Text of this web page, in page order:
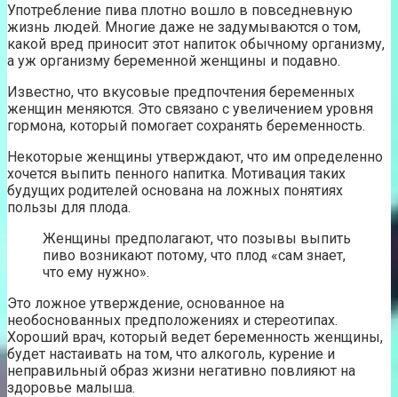
Употребление пива плотно вошло в повседневную
жизнь людей. Многие даже не задумываются о том,
какой вред приносит этот напиток обычному организму,
а уж организму беременной женщины и подавно.
Известно, что вкусовые предпочтения беременных
женщин меняются. Это связано с увеличением уровня
гормона, который помогает сохранять беременность.
Некоторые женщины утверждают, что им определенно
хочется выпить пенного напитка. Мотивация таких
будущих родителей основана на ложных понятиях
пользы для плода.
Женщины предполагают, что позывы выпить
пиво возникают потому, что плод «сам знает,
что ему нужно».
Это ложное утверждение, основанное на
необоснованных предположениях и стереотипах.
Хороший врач, который ведет беременность женщины,
будет настаивать на том, что алкоголь, курение и
неправильный образ жизни негативно повлияют на
здоровье малыша.